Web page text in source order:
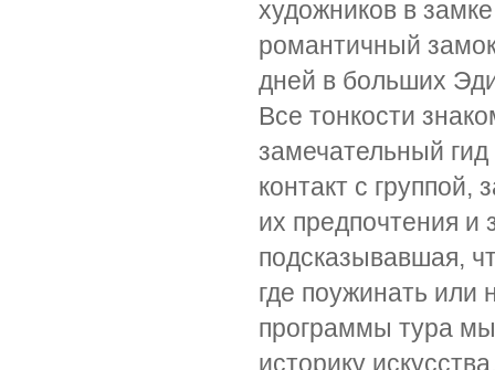
художников в
романтичный
дней в больших
Все тонкости
замечательный
контакт с
их предпочтения и
подсказывавшая,
где поужинать или
программы тура
историку